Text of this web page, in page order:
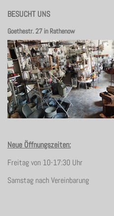
BESUCHT UNS
Goethestr. 27 in Rathenow
Neue Öffnungszeiten:
Freitag von 10-17:30 Uhr
Samstag nach Vereinbarung